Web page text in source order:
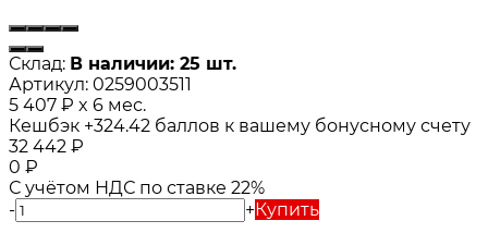
Склад: В наличии: 25 шт.
Артикул: 0259003511
5 407 ₽ x 6 мес.
Кешбэк +324.42 баллов к вашему бонусному счету
32 442 ₽
0 ₽
С учётом НДС по ставке 22%
-
+Купить